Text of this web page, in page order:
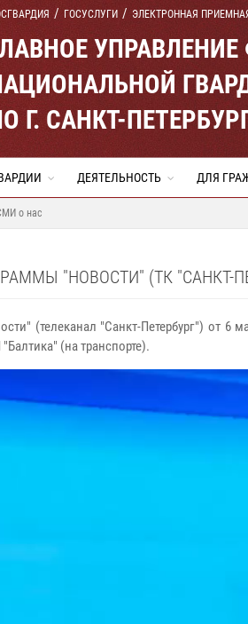
ГОСУСЛУГИ ЭЛЕКТРОННАЯ
Г. САНКТ-
ДЕЯТЕЛЬНОСТЬ ДЛЯ
о нас
"НОВОСТИ" (ТК "САНКТ-
(телеканал "Санкт-Петербург") от 6
(на транспорте).